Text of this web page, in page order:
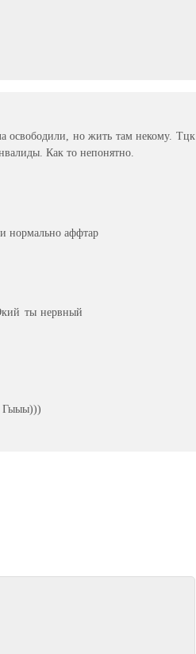
освободили, но жить там некому. Тцк
Как то непонятно.
нормально аффтар
ты нервный
Гыыы)))